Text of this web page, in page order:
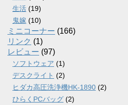
生活 (19)
鬼嫁 (10)
ミニコーナー (166)
リンク (1)
レビュー (97)
ソフトウェア (1)
デスクライト (2)
ヒダカ高圧洗浄機HK-1890 (2)
ひらくPCバッグ (2)